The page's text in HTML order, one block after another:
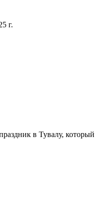
г.
в Тувалу, который